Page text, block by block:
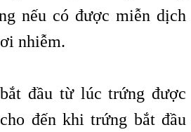
nếu có được miễn dịch
nhiễm.
đầu từ lúc trứng được
đến khi trứng bắt đầu